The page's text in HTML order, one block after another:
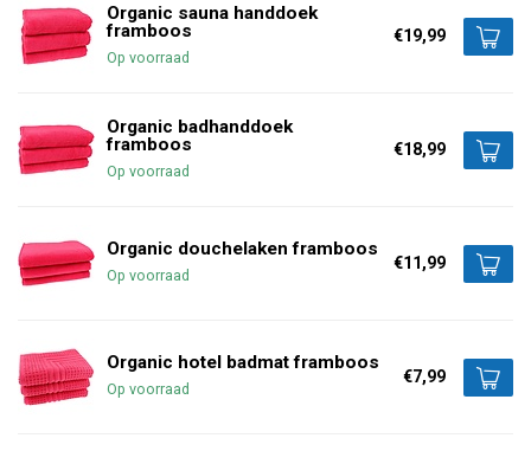
Organic sauna handdoek
framboos
Op voorraad
€19,99
Organic badhanddoek
framboos
Op voorraad
€18,99
Organic douchelaken framboos
Op voorraad
€11,99
Organic hotel badmat framboos
Op voorraad
€7,99